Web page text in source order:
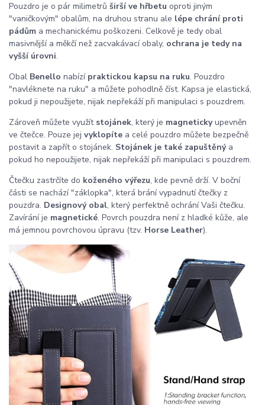
Pouzdro je o pár milimetrů širší ve hřbetu oproti jiným
"vaničkovým" obalům, na druhou stranu ale lépe chrání proti
pádům a mechanickému poškozeni. Celkově je tedy obal
masivnější a měkčí než zacvakávací obaly, ochrana je tedy na
vyšší úrovni.
Obal Benello nabízí praktickou kapsu na ruku. Pouzdro
"navléknete na ruku" a můžete pohodlně číst. Kapsa je elastická,
pokud ji nepoužijete, nijak nepřekáží při manipulaci s pouzdrem.
Zároveň můžete využít stojánek, který je magnetickyupevněn
ve čtečce. Pouze jej vyklopíte a celé pouzdro můžete bezpečně
postavit a zapřít o stojánek. Stojánek je také zapuštěnýa
pokud ho nepoužijete, nijak nepřekáží při manipulaci s pouzdrem.
Čtečku zastrčíte do koženého výřezu, kde pevně drží. V boční
části se nachází "záklopka", která brání vypadnutí čtečky z
pouzdra. Designový obal, který perfektně ochrání Vaši čtečku.
Zavírání je magnetické. Povrch pouzdra není z hladké kůže, ale
má jemnou povrchovou úpravu (tzv. Horse Leather).